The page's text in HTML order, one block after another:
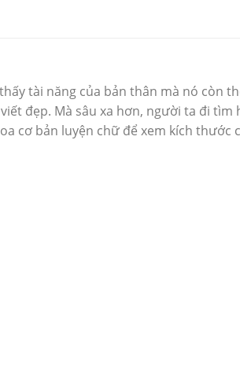
tài năng của bản thân mà nó còn
đẹp. Mà sâu xa hơn, người ta đi tìm
cơ bản luyện chữ để xem kích thước